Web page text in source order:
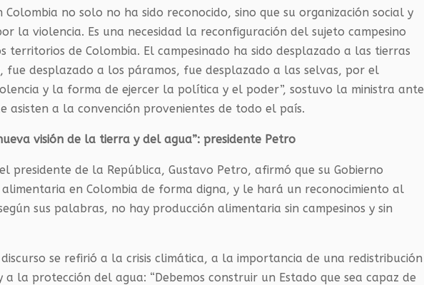
Colombia no solo no ha sido reconocido, sino que su organización social y
la violencia. Es una necesidad la reconfiguración del sujeto campesino
territorios de Colombia. El campesinado ha sido desplazado a las tierras
fue desplazado a los páramos, fue desplazado a las selvas, por el
y la forma de ejercer la política y el poder”, sostuvo la ministra ante
asisten a la convención provenientes de todo el país.
visión de la tierra y del agua”: presidente Petro
presidente de la República, Gustavo Petro, afirmó que su Gobierno
en Colombia de forma digna, y le hará un reconocimiento al
sus palabras, no hay producción alimentaria sin campesinos y sin
se refirió a la crisis climática, a la importancia de una redistribución
la protección del agua: “Debemos construir un Estado que sea capaz de